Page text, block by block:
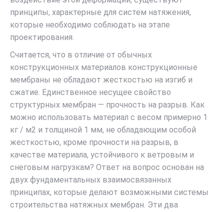
принципы, характерные для систем натяжения,
которые необходимо соблюдать на этапе
проектирования.
Считается, что в отличие от обычных
конструкционных материалов конструкционные
мембраны не обладают жесткостью на изгиб и
сжатие. Единственное несущее свойство
структурных мембран — прочность на разрыв. Как
можно использовать материал с весом примерно 1
кг / м2 и толщиной 1 мм, не обладающим особой
жесткостью, кроме прочности на разрыв, в
качестве материала, устойчивого к ветровым и
снеговым нагрузкам? Ответ на вопрос основан на
двух фундаментальных взаимосвязанных
принципах, которые делают возможными системы
строительства натяжных мембран. Эти два